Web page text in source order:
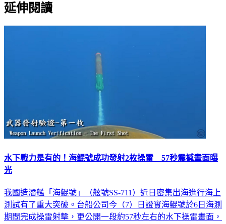
延伸閱讀
水下戰力是有的！海鯤號成功發射2枚操雷 57秒震撼畫面曝
光
我國造潛艦「海鯤號」（舷號SS-711）近日密集出海進行海上
測試有了重大突破。台船公司今（7）日證實海鯤號於6日海測
期間完成操雷射擊，更公開一段約57秒左右的水下操雷畫面，